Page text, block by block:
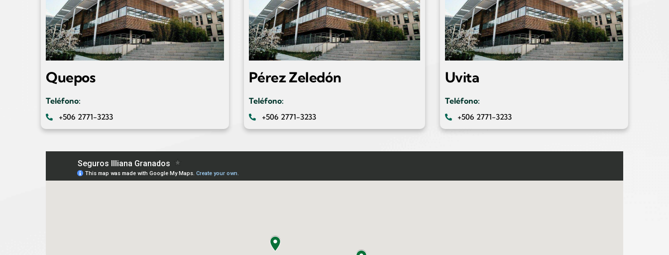
Quepos
Teléfono:
+506 2771-3233
Pérez Zeledón
Teléfono:
+506 2771-3233
Uvita
Teléfono:
+506 2771-3233